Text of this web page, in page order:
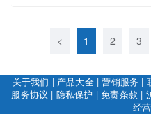
< 1 2 3
关于我们 | 产品大全|营销服务 |
服务协议 | 隐私保护 |免责条款 |
经